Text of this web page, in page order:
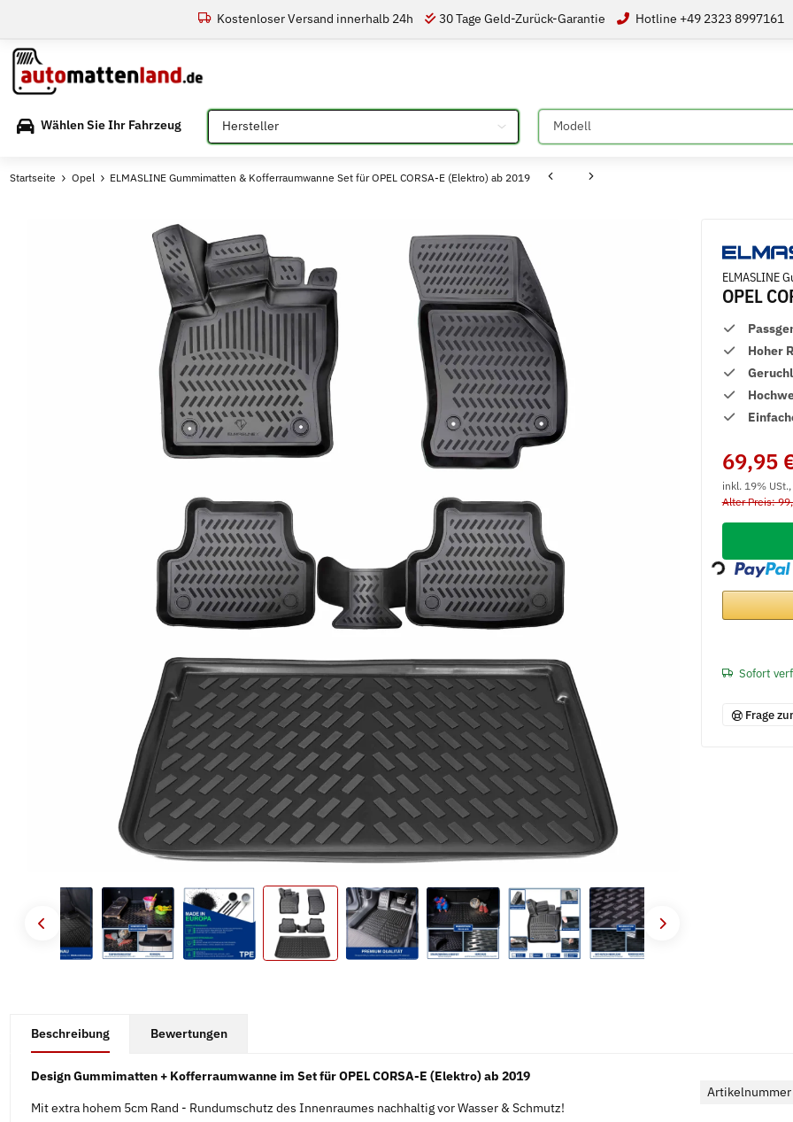
Kostenloser Versand innerhalb 24h 30 Tage Geld-Zurück-Garantie Hotline +49 2323 8997161
Wählen Sie Ihr Fahrzeug Bitte auswählen Bitte auswählen
Startseite Opel ELMASLINE Gummimatten & Kofferraumwanne Set für OPEL CORSA-E (Elektro) ab 2019
ELMASLINE
OPEL
Hoher
69,95
inkl. 19%
Alter Preis:
Loading...
Sofort
Frage
Beschreibung Bewertungen
Design Gummimatten + Kofferraumwanne im Set für OPEL CORSA-E (Elektro) ab 2019
Mit extra hohem 5cm Rand - Rundumschutz des Innenraumes nachhaltig vor Wasser & Schmutz!
Artikelnummer